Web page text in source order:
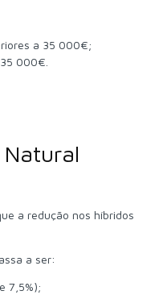
a 35 000€;
000€.
a redução nos híbridos
a ser:
7,5%);